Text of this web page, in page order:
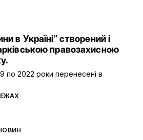
в Україні” створений і
правозахисною
по 2022 роки перенесені в